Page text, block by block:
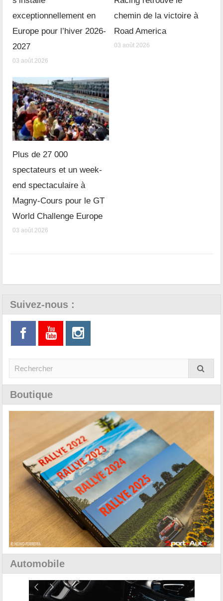
exceptionnellement en
Europe pour l’hiver 2026-
2027
03 août 2026
chemin de la victoire à
Road America
03 août 2026
Plus de 27 000
spectateurs et un week-
end spectaculaire à
Magny-Cours pour le GT
World Challenge Europe
03 août 2026
Suivez-nous :
Boutique
Automobile